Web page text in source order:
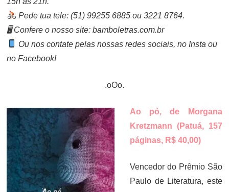
Pede tua tele: (51) 99255 6885 ou 3221 8764.
🖥 Confere o nosso site: bamboletras.com.br
Ou nos contate pelas nossas redes sociais, no Insta ou
no Facebook!
.oOo.
Ao pó, de Morgana
Kretzmann (Patuá, 157
páginas, R$ 40,00)
Vencedor do Prêmio São
Paulo de Literatura, este